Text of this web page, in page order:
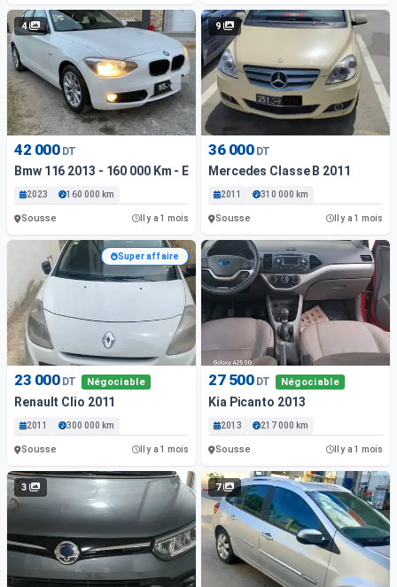
4
42 000 DT
Bmw 116 2013 - 160 000 Km - Essence
2023 160 000 km
Sousse Il y a 1 mois
9
36 000 DT
Mercedes Classe B 2011
2011 310 000 km
Sousse Il y a 1 mois
Super affaire
23 000 DT Négociable
Renault Clio 2011
2011 300 000 km
Sousse Il y a 1 mois
27 500 DT Négociable
Kia Picanto 2013
2013 217 000 km
Sousse Il y a 1 mois
3 7